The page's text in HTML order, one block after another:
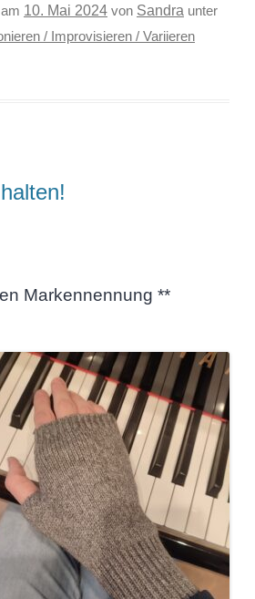
10. Mai 2024von Sandra unter
/ Improvisieren / Variieren
Markennennung **